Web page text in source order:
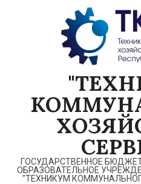
ГОСУДАРСТВЕННОЕ
ОБРАЗОВАТЕЛЬНОЕ
"ТЕХНИКУМ